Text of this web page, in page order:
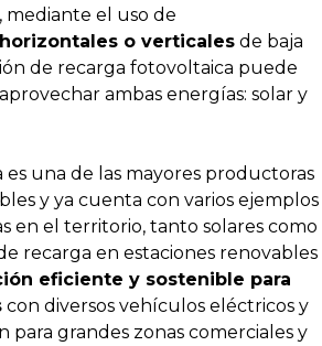
mediante el uso de
o verticales de baja
de recarga fotovoltaica puede
ambas energías: solar y
es una de las mayores productoras
y ya cuenta con varios ejemplos
en el territorio, tanto solares como
recarga en estaciones renovables
eficiente y sostenible para
con diversos vehículos eléctricos y
para grandes zonas comerciales y